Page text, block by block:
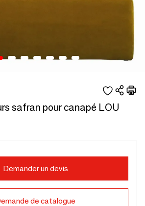
safran pour canapé LOU
Demander un devis
de catalogue